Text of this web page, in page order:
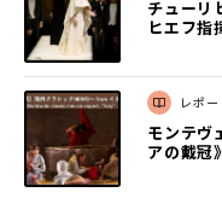
チューリ
ヒエフ指
レポー
モンテヴ
アの戴冠